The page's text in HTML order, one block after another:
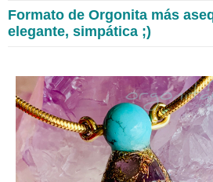
Formato de Orgonita más
elegante, simpática ;)